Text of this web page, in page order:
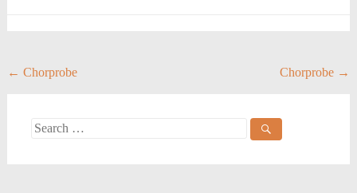
Post
← Chorprobe Chorprobe →
Search